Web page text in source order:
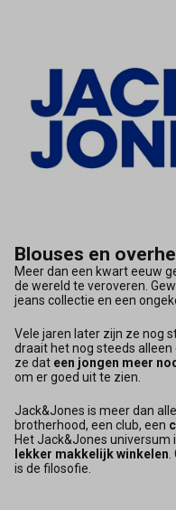
Blouses en
Meer dan een kwart eeuw
de wereld te veroveren.
jeans collectie en een
Vele jaren later zijn ze nog
draait het nog steeds alleen
ze dat een jongen meer
om er goed uit te zien.
Jack&Jones is meer dan
brotherhood, een club, een
Het Jack&Jones universum
lekker makkelijk winkelen.
is de filosofie.